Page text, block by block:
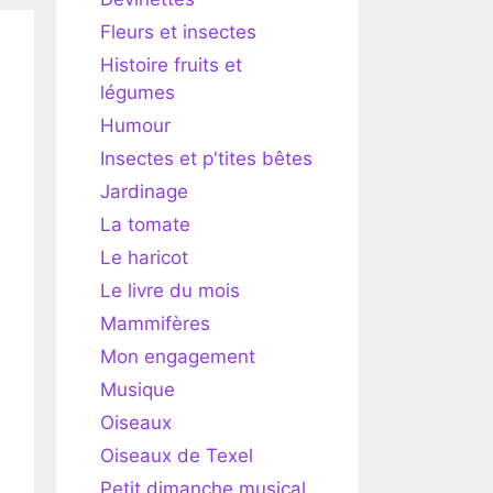
Fleurs et insectes
Histoire fruits et
légumes
Humour
Insectes et p'tites bêtes
Jardinage
La tomate
Le haricot
Le livre du mois
Mammifères
Mon engagement
Musique
Oiseaux
Oiseaux de Texel
Petit dimanche musical